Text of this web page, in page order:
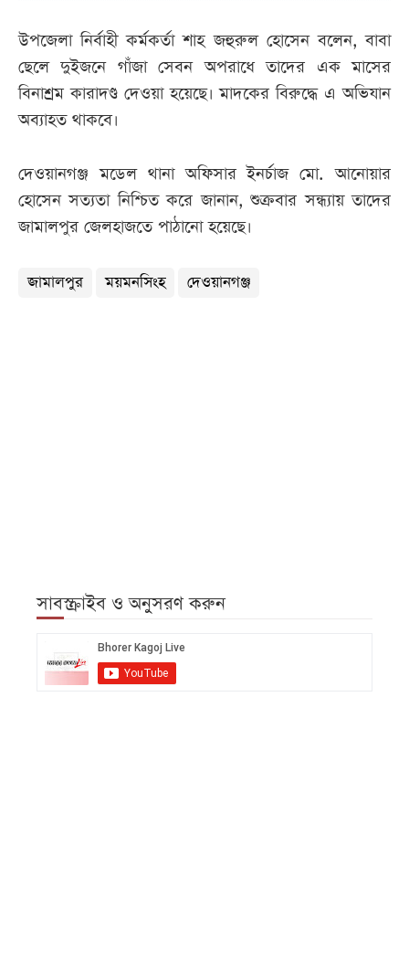
উপজেলা নির্বাহী কর্মকর্তা শাহ জহুরুল হোসেন বলেন, বাবা
ছেলে দুইজনে গাঁজা সেবন অপরাধে তাদের এক মাসের
বিনাশ্রম কারাদণ্ড দেওয়া হয়েছে। মাদকের বিরুদ্ধে এ অভিযান
অব্যাহত থাকবে।
দেওয়ানগঞ্জ মডেল থানা অফিসার ইনর্চাজ মো. আনোয়ার
হোসেন সত্যতা নিশ্চিত করে জানান, শুক্রবার সন্ধ্যায় তাদের
জামালপুর জেলহাজতে পাঠানো হয়েছে।
জামালপুর ময়মনসিংহ দেওয়ানগঞ্জ
সাবস্ক্রাইব ও অনুসরণ করুন